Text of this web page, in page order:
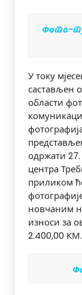
Фото-
У току
састављен
области
одржати 27.
центра
приликом
новчаним
износи за
2.400,00 КМ.